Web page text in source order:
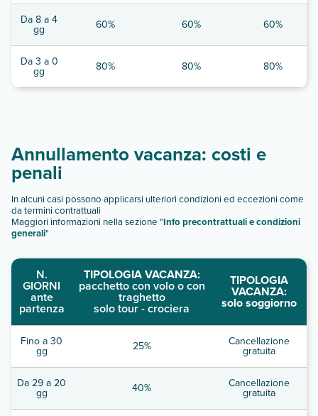
Da 8 a 4
gg 60% 60% 60%
Da 3 a 0
gg 80% 80% 80%
Annullamento vacanza: costi e
penali
In alcuni casi possono applicarsi ulteriori condizioni ed eccezioni come
da termini contrattuali
Maggiori informazioni nella sezione "Info precontrattuali e condizioni
generali"
N.
GIORNI
ante
partenza
TIPOLOGIA VACANZA:
pacchetto con volo o con
traghetto
solo tour - crociera
TIPOLOGIA
VACANZA:
solo soggiorno
Fino a 30
gg 25% Cancellazione
gratuita
Da 29 a 20
gg 40% Cancellazione
gratuita